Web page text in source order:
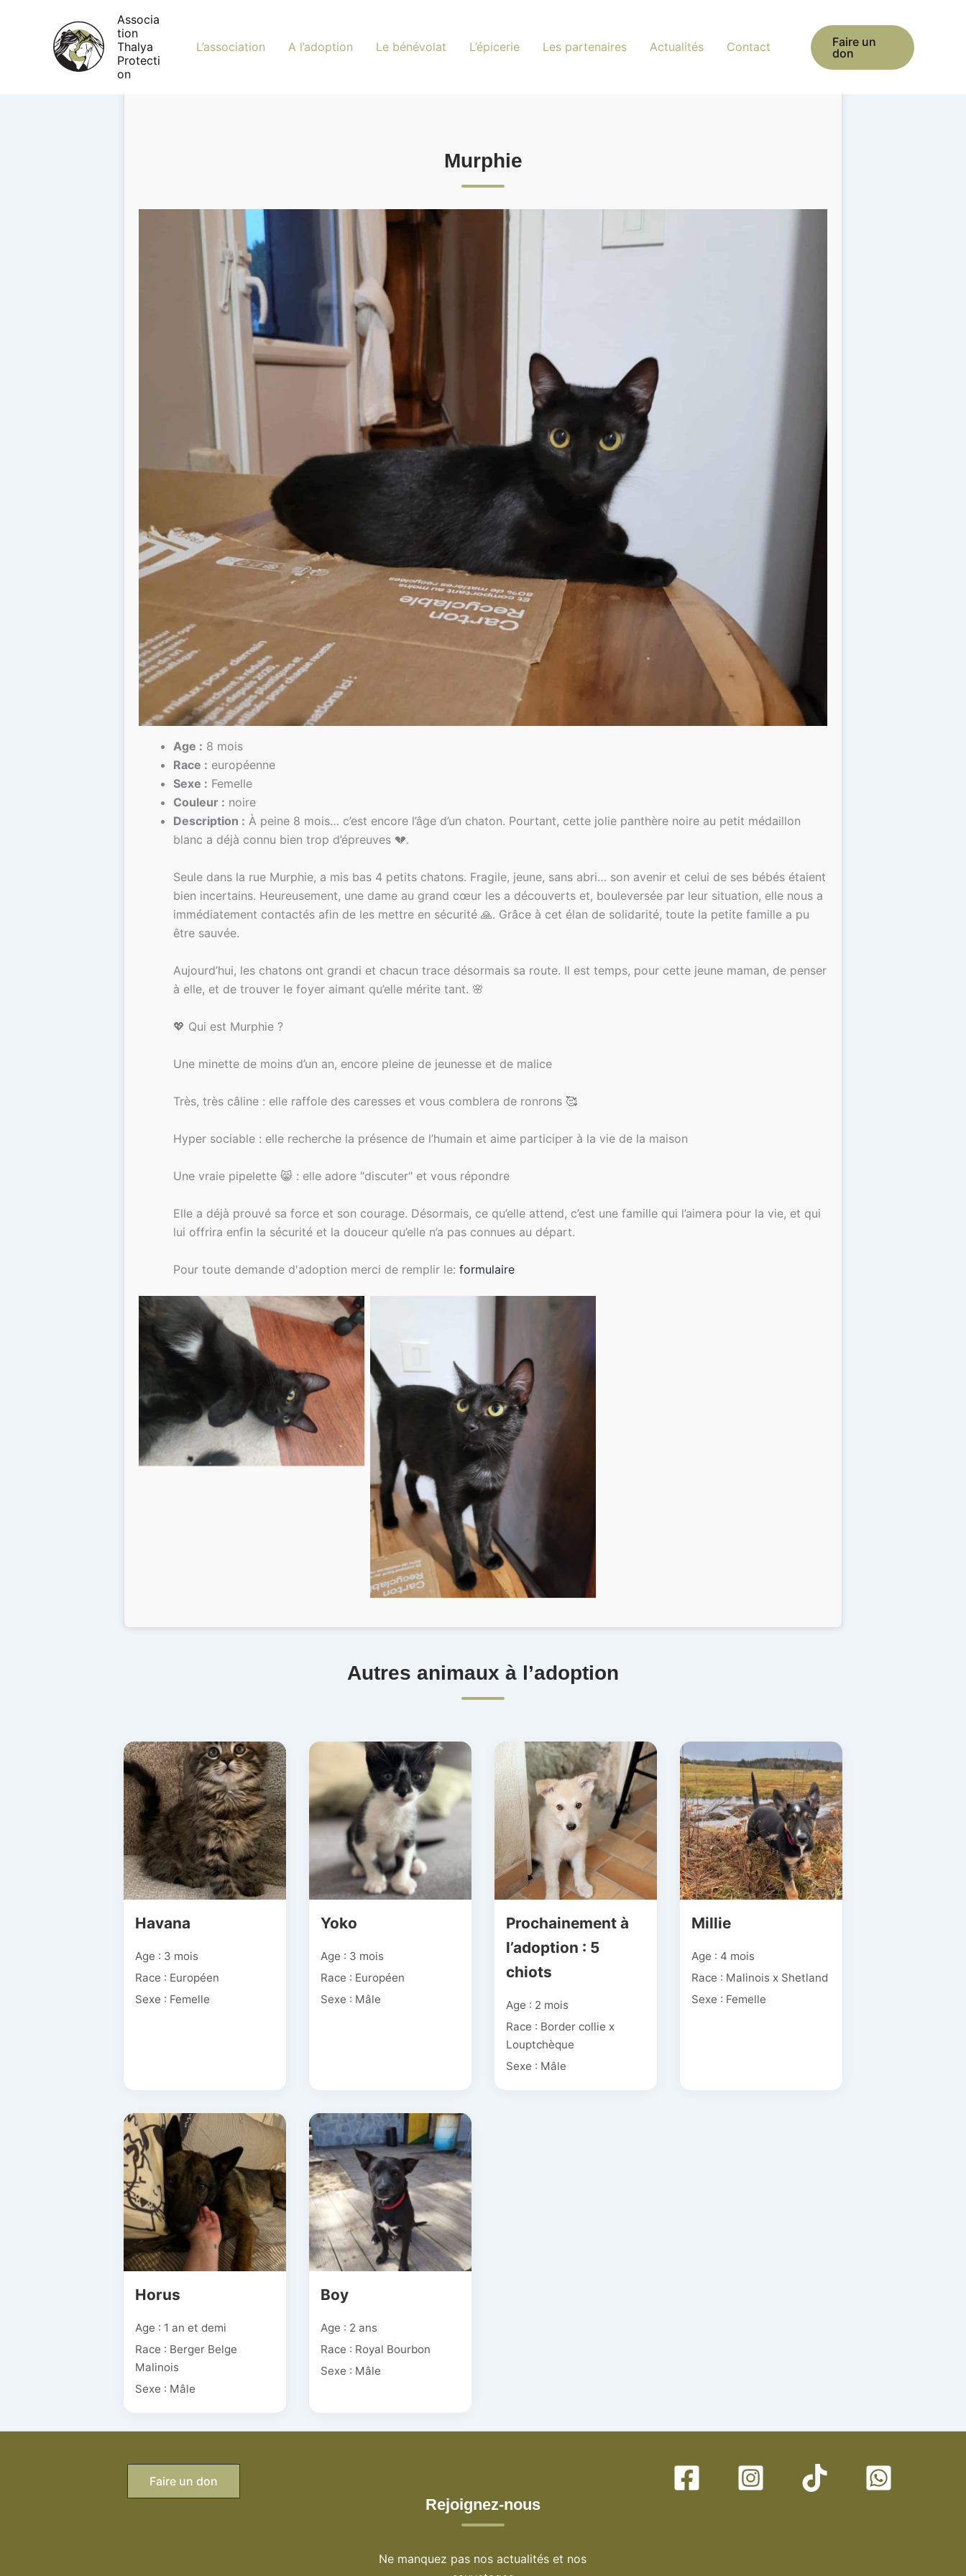
Associa
tion
Thalya
Protecti
on
L’association A l’adoption Le bénévolat L’épicerie Les partenaires Actualités Contact
Faire un
don
Murphie
Age : 8 mois
Race : européenne
Sexe : Femelle
Couleur : noire
Description : À peine 8 mois… c’est encore l’âge d’un chaton. Pourtant, cette jolie panthère noire au petit médaillon
blanc a déjà connu bien trop d’épreuves 💔.
Seule dans la rue Murphie, a mis bas 4 petits chatons. Fragile, jeune, sans abri… son avenir et celui de ses bébés étaient
bien incertains. Heureusement, une dame au grand cœur les a découverts et, bouleversée par leur situation, elle nous a
immédiatement contactés afin de les mettre en sécurité 🙏. Grâce à cet élan de solidarité, toute la petite famille a pu
être sauvée.
Aujourd’hui, les chatons ont grandi et chacun trace désormais sa route. Il est temps, pour cette jeune maman, de penser
à elle, et de trouver le foyer aimant qu’elle mérite tant. 🌸
💖 Qui est Murphie ?
Une minette de moins d’un an, encore pleine de jeunesse et de malice
Très, très câline : elle raffole des caresses et vous comblera de ronrons 🥰
Hyper sociable : elle recherche la présence de l’humain et aime participer à la vie de la maison
Une vraie pipelette 😸 : elle adore "discuter" et vous répondre
Elle a déjà prouvé sa force et son courage. Désormais, ce qu’elle attend, c’est une famille qui l’aimera pour la vie, et qui
lui offrira enfin la sécurité et la douceur qu’elle n’a pas connues au départ.
Pour toute demande d'adoption merci de remplir le: formulaire
Autres animaux à l’adoption
Havana
Age : 3 mois
Race : Européen
Sexe : Femelle
Yoko
Age : 3 mois
Race : Européen
Sexe : Mâle
Prochainement à
l’adoption : 5
chiots
Age : 2 mois
Race : Border collie x
Louptchèque
Sexe : Mâle
Millie
Age : 4 mois
Race : Malinois x Shetland
Sexe : Femelle
Horus
Age : 1 an et demi
Race : Berger Belge
Malinois
Sexe : Mâle
Boy
Age : 2 ans
Race : Royal Bourbon
Sexe : Mâle
Faire un don
Rejoignez-nous
Ne manquez pas nos actualités et nos